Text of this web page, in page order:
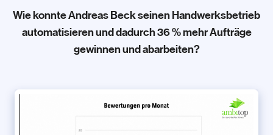
Wie konnte Andreas Beck seinen Handwerksbetrieb
automatisieren und dadurch 36 % mehr Aufträge
gewinnen und abarbeiten?